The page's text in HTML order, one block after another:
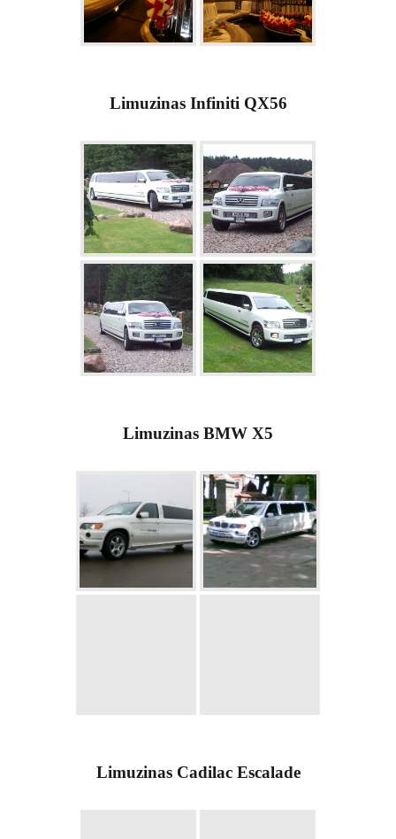
Limuzinas Infiniti QX56
Limuzinas BMW X5
Limuzinas Cadilac Escalade